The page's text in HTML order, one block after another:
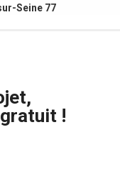
Seine 77
!